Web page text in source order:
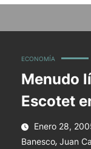
ECONOMÍA
Menudo
Escotet
Enero 28,
Banesco, Juan